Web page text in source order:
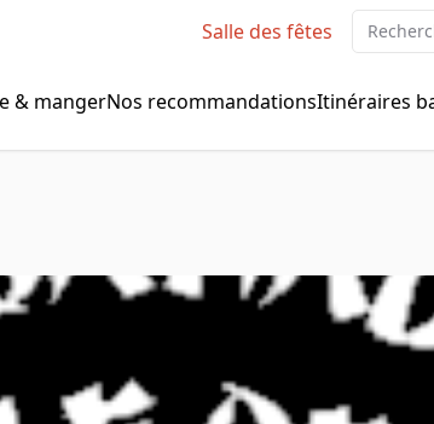
Salle des fêtes
& mangerNos recommandationsItinéraires